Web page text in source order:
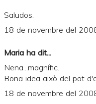
Saludos.
18 de novembre del
Maria ha dit...
Nena...magnífic.
Bona idea això del pot
18 de novembre del